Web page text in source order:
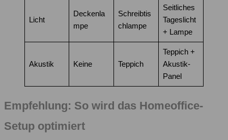
Licht
Deckenla
mpe
Schreibtis
chlampe
Seitliches
Tageslicht
+ Lampe
Akustik Keine Teppich
Teppich +
Akustik-
Panel
Empfehlung: So wird das Homeoffice-
Setup optimiert